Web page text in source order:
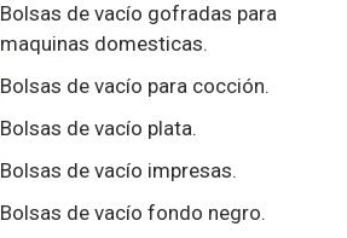
Bolsas de vacío gofradas para
maquinas domesticas.
Bolsas de vacío para cocción.
Bolsas de vacío plata.
Bolsas de vacío impresas.
Bolsas de vacío fondo negro.